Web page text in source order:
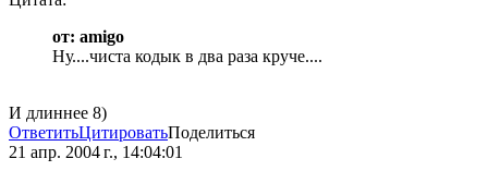
от: amigo
Ну....чиста кодык в два раза круче....
И длиннее 8)
ОтветитьЦитироватьПоделиться
21 апр. 2004 г., 14:04:01